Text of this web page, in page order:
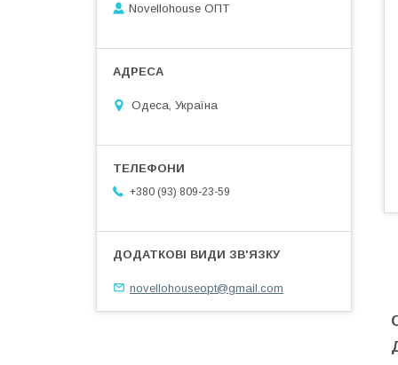
Novellohouse ОПТ
Одеса, Україна
+380 (93) 809-23-59
novellohouseopt@gmail.com